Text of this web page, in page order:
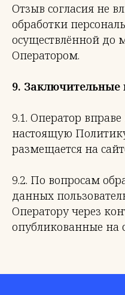
Отзыв согласия не
обработки
осуществлённой до
Оператором.
9.
9.1. Оператор
настоящую
размещается на
9.2. По вопросам
данных
Оператору через
опубликованные на